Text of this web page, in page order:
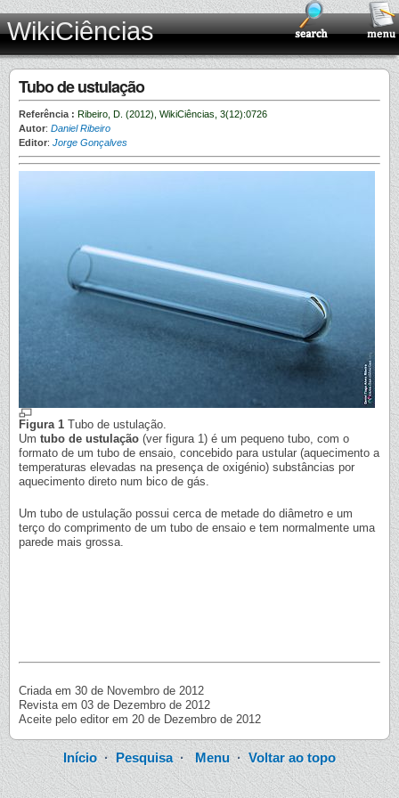
WikiCiências
Tubo de ustulação
Referência : Ribeiro, D. (2012), WikiCiências, 3(12):0726
Autor: Daniel Ribeiro
Editor: Jorge Gonçalves
Figura 1 Tubo de ustulação.
Um tubo de ustulação (ver figura 1) é um pequeno tubo, com o
formato de um tubo de ensaio, concebido para ustular (aquecimento a
temperaturas elevadas na presença de oxigénio) substâncias por
aquecimento direto num bico de gás.
Um tubo de ustulação possui cerca de metade do diâmetro e um
terço do comprimento de um tubo de ensaio e tem normalmente uma
parede mais grossa.
Criada em 30 de Novembro de 2012
Revista em 03 de Dezembro de 2012
Aceite pelo editor em 20 de Dezembro de 2012
Início· Pesquisa·Menu·Voltar ao topo